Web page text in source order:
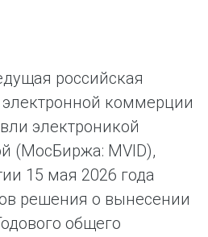
российская
коммерции
электроникой
(МосБиржа: MVID),
15 мая 2026 года
решения о вынесении
общего